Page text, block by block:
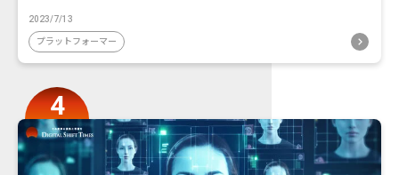
2023/7/13
プラットフォーマー